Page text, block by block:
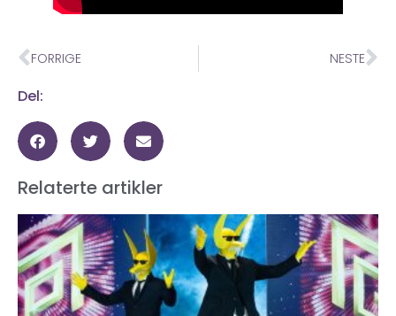
FORRIGE NESTE
Del:
Relaterte artikler